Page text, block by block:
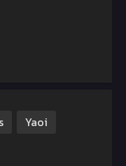
Yaoi